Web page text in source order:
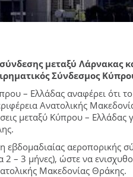
μεταξύ Λάρνακας
Σύνδεσμος
– Ελλάδας αναφέρει ότι
Ανατολικής
μεταξύ Κύπρου – Ελλάδας
αεροπορικής
2 – 3 μήνες), ώστε να
Μακεδονίας Θράκης.